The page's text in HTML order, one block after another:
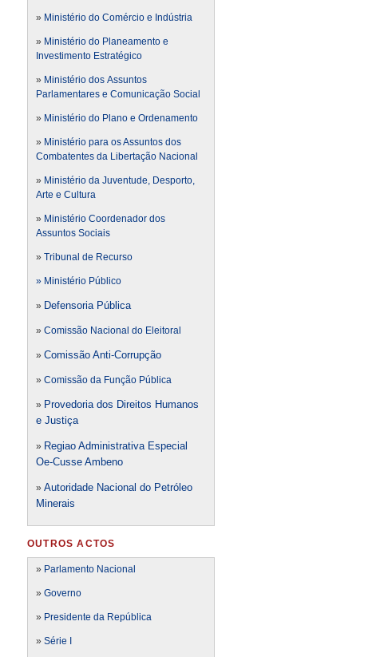
» Ministério do Comércio e Indústria
» Ministério do Planeamento e
Investimento Estratégico
» Ministério dos Assuntos
Parlamentares e Comunicação Social
» Ministério do Plano e Ordenamento
» Ministério para os Assuntos dos
Combatentes da Libertação Nacional
» Ministério da Juventude, Desporto,
Arte e Cultura
» Ministério Coordenador dos
Assuntos Sociais
» Tribunal de Recurso
» Ministério Público
» Defensoria Pública
» Comissão Nacional do Eleitoral
» Comissão Anti-Corrupção
» Comissão da Função Pública
» Provedoria dos Direitos Humanos
e Justiça
» Regiao Administrativa Especial
Oe-Cusse Ambeno
» Autoridade Nacional do Petróleo
Minerais
OUTROS ACTOS
» Parlamento Nacional
» Governo
» Presidente da República
» Série I